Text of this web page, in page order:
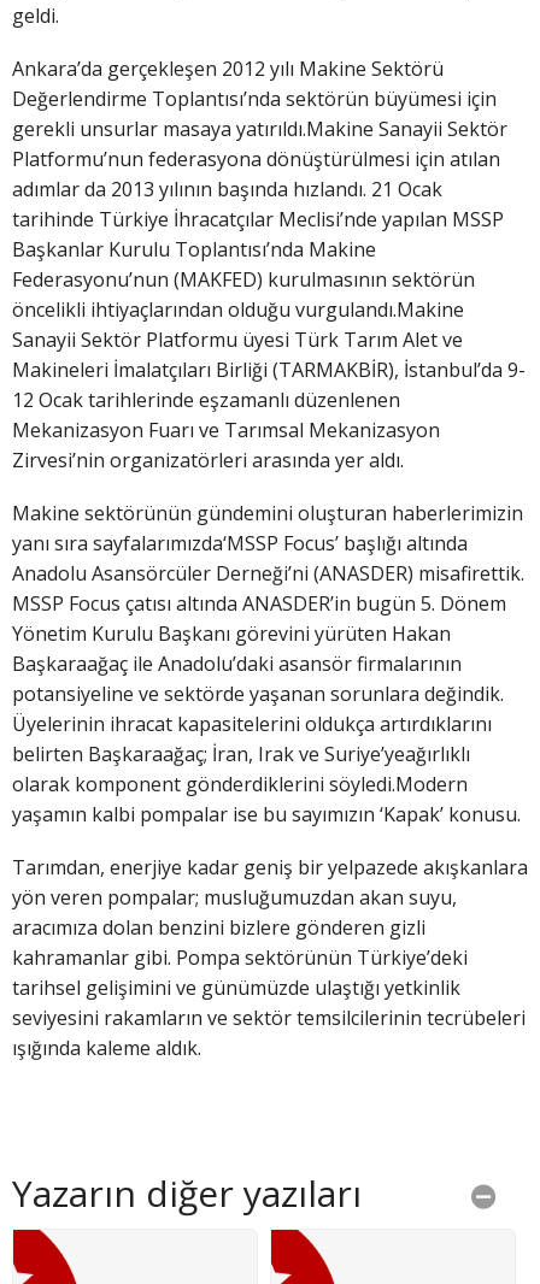
geldi.
Ankara’da gerçekleşen 2012 yılı Makine Sektörü
Değerlendirme Toplantısı’nda sektörün büyümesi için
gerekli unsurlar masaya yatırıldı.Makine Sanayii Sektör
Platformu’nun federasyona dönüştürülmesi için atılan
adımlar da 2013 yılının başında hızlandı. 21 Ocak
tarihinde Türkiye İhracatçılar Meclisi’nde yapılan MSSP
Başkanlar Kurulu Toplantısı’nda Makine
Federasyonu’nun (MAKFED) kurulmasının sektörün
öncelikli ihtiyaçlarından olduğu vurgulandı.Makine
Sanayii Sektör Platformu üyesi Türk Tarım Alet ve
Makineleri İmalatçıları Birliği (TARMAKBİR), İstanbul’da 9-
12 Ocak tarihlerinde eşzamanlı düzenlenen
Mekanizasyon Fuarı ve Tarımsal Mekanizasyon
Zirvesi’nin organizatörleri arasında yer aldı.
Makine sektörünün gündemini oluşturan haberlerimizin
yanı sıra sayfalarımızda‘MSSP Focus’ başlığı altında
Anadolu Asansörcüler Derneği’ni (ANASDER) misafirettik.
MSSP Focus çatısı altında ANASDER’in bugün 5. Dönem
Yönetim Kurulu Başkanı görevini yürüten Hakan
Başkaraağaç ile Anadolu’daki asansör firmalarının
potansiyeline ve sektörde yaşanan sorunlara değindik.
Üyelerinin ihracat kapasitelerini oldukça artırdıklarını
belirten Başkaraağaç; İran, Irak ve Suriye’yeağırlıklı
olarak komponent gönderdiklerini söyledi.Modern
yaşamın kalbi pompalar ise bu sayımızın ‘Kapak’ konusu.
Tarımdan, enerjiye kadar geniş bir yelpazede akışkanlara
yön veren pompalar; musluğumuzdan akan suyu,
aracımıza dolan benzini bizlere gönderen gizli
kahramanlar gibi. Pompa sektörünün Türkiye’deki
tarihsel gelişimini ve günümüzde ulaştığı yetkinlik
seviyesini rakamların ve sektör temsilcilerinin tecrübeleri
ışığında kaleme aldık.
Yazarın diğer yazıları